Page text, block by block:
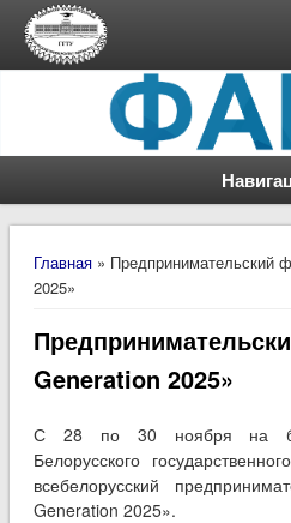
Вы здесь
Главная» Предпринимательский
2025»
Generation 2025»
С 28 по 30 ноября на
Белорусского
всебелорусский
Generation 2025».